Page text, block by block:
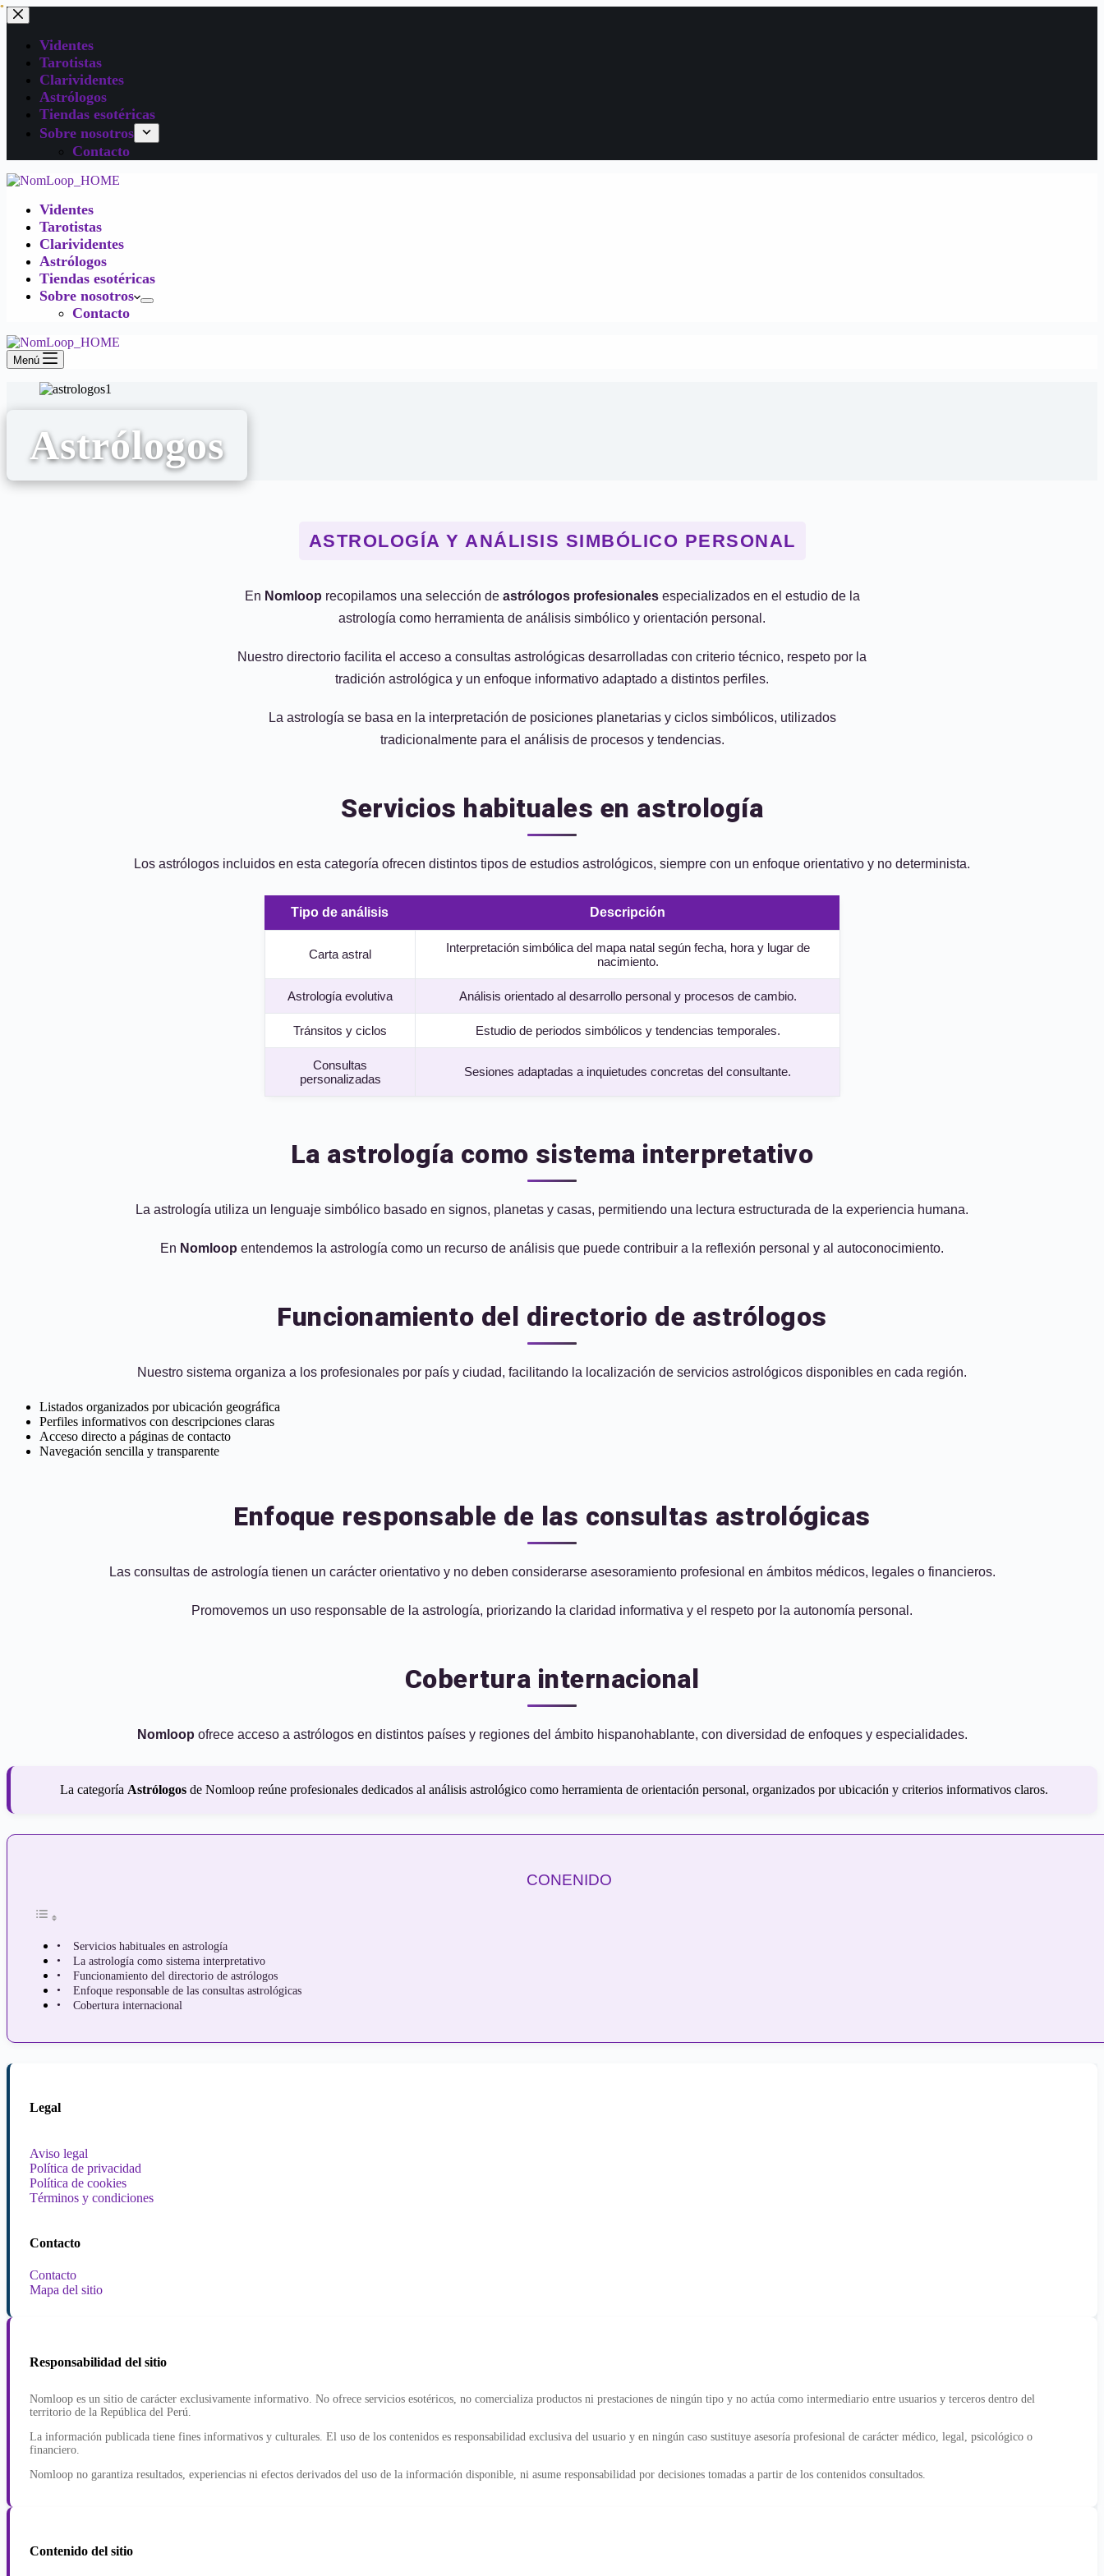
Videntes
Tarotistas
Clarividentes
Astrólogos
Tiendas esotéricas
Sobre nosotros
Contacto
Videntes
Tarotistas
Clarividentes
Astrólogos
Tiendas esotéricas
Sobre nosotros
Contacto
Menú
Astrólogos
ASTROLOGÍA Y ANÁLISIS SIMBÓLICO PERSONAL
En Nomloop recopilamos una selección de astrólogos profesionalesespecializados en el estudio de la
astrología como herramienta de análisis simbólico y orientación personal.
Nuestro directorio facilita el acceso a consultas astrológicas desarrolladas con criterio técnico, respeto por la
tradición astrológica y un enfoque informativo adaptado a distintos perfiles.
La astrología se basa en la interpretación de posiciones planetarias y ciclos simbólicos, utilizados
tradicionalmente para el análisis de procesos y tendencias.
Servicios habituales en astrología
Los astrólogos incluidos en esta categoría ofrecen distintos tipos de estudios astrológicos, siempre con un enfoque orientativo y no determinista.
Tipo de análisis Descripción
Carta astral
Interpretación simbólica del mapa natal según fecha, hora y lugar de
nacimiento.
Astrología evolutiva Análisis orientado al desarrollo personal y procesos de cambio.
Tránsitos y ciclos Estudio de periodos simbólicos y tendencias temporales.
Consultas
personalizadas
Sesiones adaptadas a inquietudes concretas del consultante.
La astrología como sistema interpretativo
La astrología utiliza un lenguaje simbólico basado en signos, planetas y casas, permitiendo una lectura estructurada de la experiencia humana.
En Nomloop entendemos la astrología como un recurso de análisis que puede contribuir a la reflexión personal y al autoconocimiento.
Funcionamiento del directorio de astrólogos
Nuestro sistema organiza a los profesionales por país y ciudad, facilitando la localización de servicios astrológicos disponibles en cada región.
Listados organizados por ubicación geográfica
Perfiles informativos con descripciones claras
Acceso directo a páginas de contacto
Navegación sencilla y transparente
Enfoque responsable de las consultas astrológicas
Las consultas de astrología tienen un carácter orientativo y no deben considerarse asesoramiento profesional en ámbitos médicos, legales o financieros.
Promovemos un uso responsable de la astrología, priorizando la claridad informativa y el respeto por la autonomía personal.
Cobertura internacional
Nomloop ofrece acceso a astrólogos en distintos países y regiones del ámbito hispanohablante, con diversidad de enfoques y especialidades.
La categoría Astrólogos de Nomloop reúne profesionales dedicados al análisis astrológico como herramienta de orientación personal, organizados por ubicación y criterios informativos claros.
CONENIDO
Servicios habituales en astrología
La astrología como sistema interpretativo
Funcionamiento del directorio de astrólogos
Enfoque responsable de las consultas astrológicas
Cobertura internacional
Legal
Aviso legal
Política de privacidad
Política de cookies
Términos y condiciones
Contacto
Contacto
Mapa del sitio
Responsabilidad del sitio
Nomloop es un sitio de carácter exclusivamente informativo. No ofrece servicios esotéricos, no comercializa productos ni prestaciones de ningún tipo y no actúa como intermediario entre usuarios y terceros dentro del
territorio de la República del Perú.
La información publicada tiene fines informativos y culturales. El uso de los contenidos es responsabilidad exclusiva del usuario y en ningún caso sustituye asesoría profesional de carácter médico, legal, psicológico o
financiero.
Nomloop no garantiza resultados, experiencias ni efectos derivados del uso de la información disponible, ni asume responsabilidad por decisiones tomadas a partir de los contenidos consultados.
Contenido del sitio